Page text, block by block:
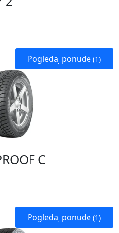
Pogledaj ponude (1)
C
Pogledaj ponude (1)